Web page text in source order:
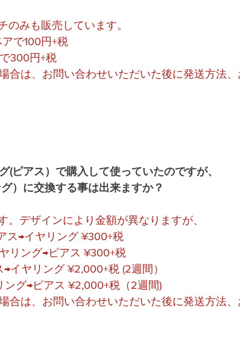
のみも販売しています。
アで100円+税
300円+税
合は、お問い合わせいただいた後に発送方法
(ピアス）で購入して使っていたのですが、
）に交換する事は出来ますか？
。デザインにより金額が異なりますが、
ス→イヤリング ¥300+税
→ピアス ¥300+税
→イヤリング ¥2,000+税 (2週間）
アス ¥2,000+税（2週間)
合は、お問い合わせいただいた後に発送方法